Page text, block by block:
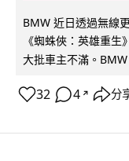
BMW 近日透過無線
《蜘蛛俠：英雄重
大批車主不滿。
32 4 ↗ 分